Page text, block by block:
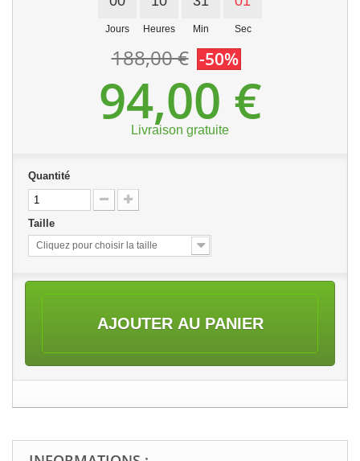
Jours Heures Min Sec
188,00 € -50%
94,00 €
Livraison gratuite
Quantité
Taille
Cliquez pour choisir la taille
AJOUTER AU PANIER